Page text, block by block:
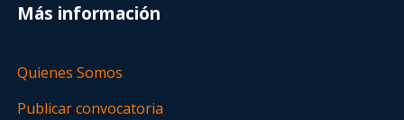
Más información
Quienes Somos
Publicar convocatoria